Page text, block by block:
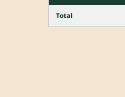
Total